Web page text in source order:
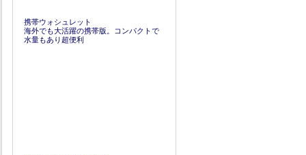
携帯ウォシュレット
海外でも大活躍の携帯版。コンパクトで
水量もあり超便利